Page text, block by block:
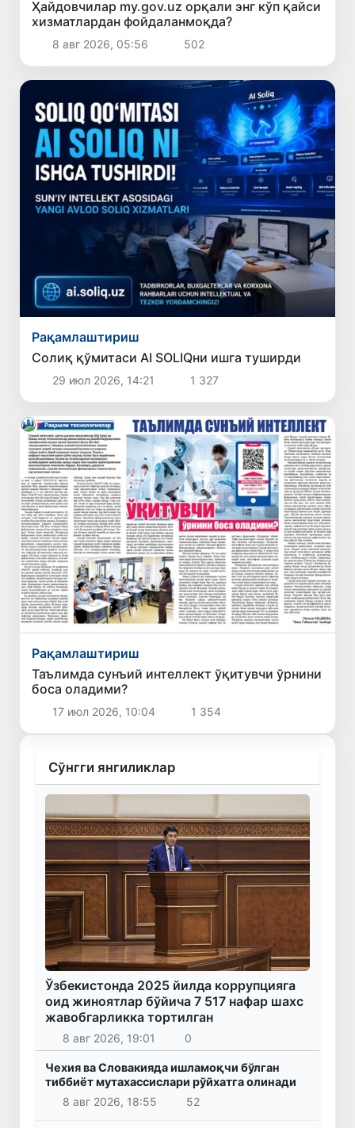
Ҳайдовчилар my.gov.uz орқали энг кўп қайси
хизматлардан фойдаланмоқда?
8 авг 2026, 05:56 502
Рақамлаштириш
Солиқ қўмитаси AI SOLIQни ишга туширди
29 июл 2026, 14:21 1 327
Рақамлаштириш
Таълимда сунъий интеллект ўқитувчи ўрнини
боса оладими?
17 июл 2026, 10:04 1 354
Сўнгги янгиликлар
Ўзбекистонда 2025 йилда коррупцияга
оид жиноятлар бўйича 7 517 нафар шахс
жавобгарликка тортилган
8 авг 2026, 19:01 0
Чехия ва Словакияда ишламоқчи бўлган
тиббиёт мутахассислари рўйхатга олинади
8 авг 2026, 18:55
52